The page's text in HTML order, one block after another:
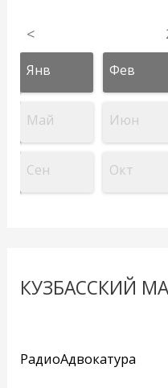
<
Янв Фев
Май Июн
Сен Окт
КУЗБАССКИЙ
РадиоАдвокатура